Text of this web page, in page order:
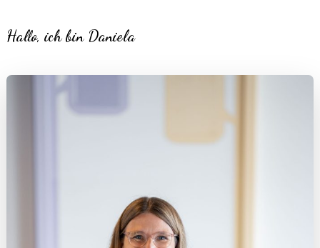
Hallo, ich bin Daniela